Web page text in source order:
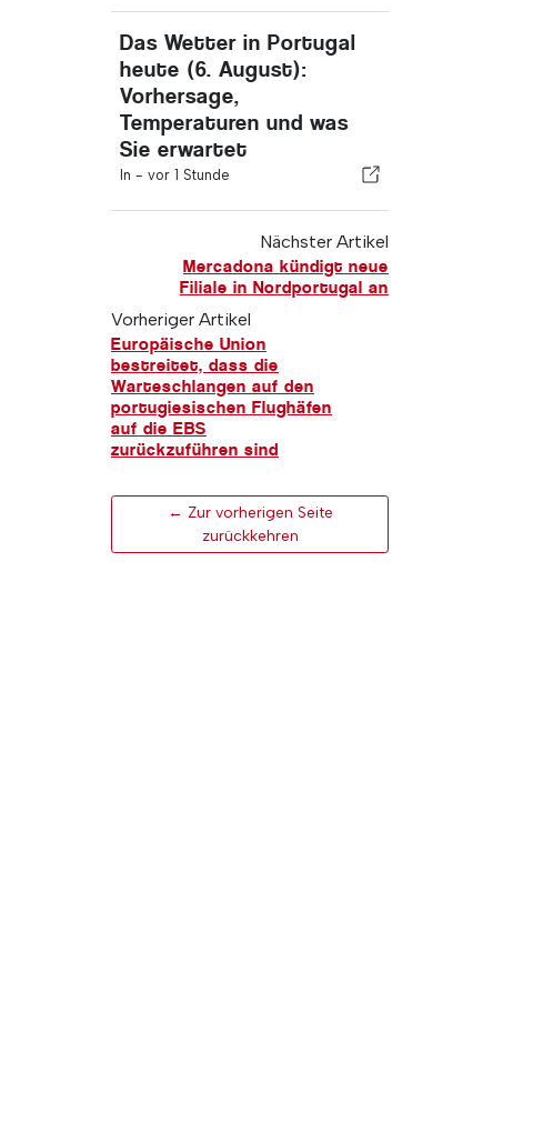
Das Wetter in Portugal
heute (6. August):
Vorhersage,
Temperaturen und was
Sie erwartet
In - vor 1 Stunde
Nächster Artikel
Mercadona kündigt neue
Filiale in Nordportugal an
Vorheriger Artikel
Europäische Union
bestreitet, dass die
Warteschlangen auf den
portugiesischen Flughäfen
auf die EBS
zurückzuführen sind
← Zur vorherigen Seite
zurückkehren